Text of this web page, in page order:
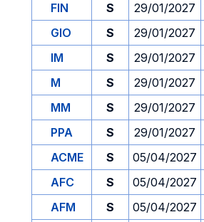
FIN
S 29/01/2027
GIO
S 29/01/2027
IM
S 29/01/2027
M
S 29/01/2027
MM
S 29/01/2027
PPA
S 29/01/2027
ACME
S 05/04/2027
AFC
S 05/04/2027
AFM
S 05/04/2027